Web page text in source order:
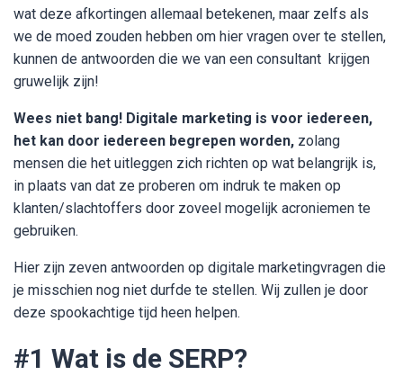
wat deze afkortingen allemaal betekenen, maar zelfs als
we de moed zouden hebben om hier vragen over te stellen,
kunnen de antwoorden die we van een consultant krijgen
gruwelijk zijn!
Wees niet bang! Digitale marketing is voor iedereen,
het kan door iedereen begrepen worden, zolang
mensen die het uitleggen zich richten op wat belangrijk is,
in plaats van dat ze proberen om indruk te maken op
klanten/slachtoffers door zoveel mogelijk acroniemen te
gebruiken.
Hier zijn zeven antwoorden op digitale marketingvragen die
je misschien nog niet durfde te stellen. Wij zullen je door
deze spookachtige tijd heen helpen.
#1 Wat is de SERP?